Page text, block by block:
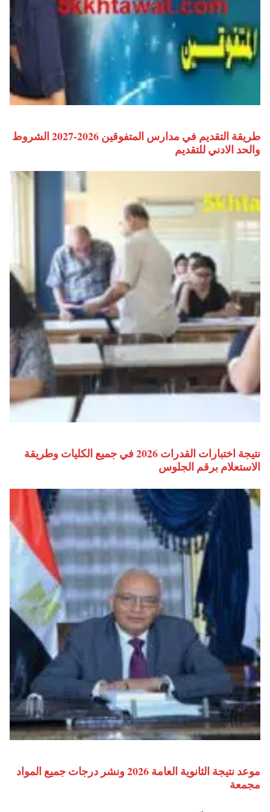
طريقة التقديم في مدارس المتفوقين 2026-2027 الشروط
والحد الادني للتقديم
نتيجة اختبارات القدرات 2026 في جميع الكليات وطريقة
الاستعلام برقم الجلوس
موعد نتيجة الثانوية العامة 2026 ونشر درجات جميع المواد
مجمعة